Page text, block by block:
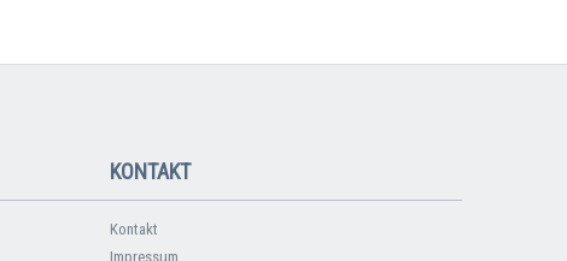
KONTAKT
Kontakt
Impressum